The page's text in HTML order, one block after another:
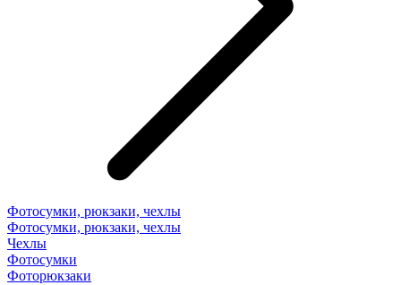
Фотосумки, рюкзаки, чехлы
Фотосумки, рюкзаки, чехлы
Чехлы
Фотосумки
Фоторюкзаки